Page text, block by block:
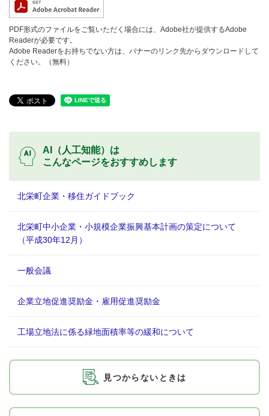
PDF形式のファイルをご覧いただく場合には、Adobe社が提供するAdobe
Readerが必要です。
Adobe Readerをお持ちでない方は、バナーのリンク先からダウンロードして
ください。（無料）
AI（人工知能）は
こんなページをおすすめします
北栄町企業・移住ガイドブック
北栄町中小企業・小規模企業振興基本計画の策定について
（平成30年12月）
一般会議
企業立地促進奨励金・雇用促進奨励金
工場立地法に係る緑地面積率等の緩和について
見つからないときは